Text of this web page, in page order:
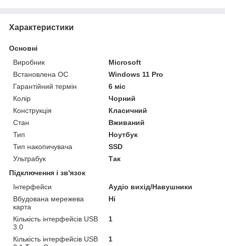
Характеристики
Основні
Виробник
Microsoft
Встановлена ОС
Windows 11 Pro
Гарантійний термін
6 міс
Колір
Чорний
Конструкція
Класичний
Стан
Вживаний
Тип
Ноутбук
Тип накопичувача
SSD
Ультрабук
Так
Підключення і зв'язок
Інтерфейси
Аудіо вихід/Навушники
Вбудована мережева
карта
Ні
Кількість інтерфейсів USB
3.0
1
Кількість інтерфейсів USB
1